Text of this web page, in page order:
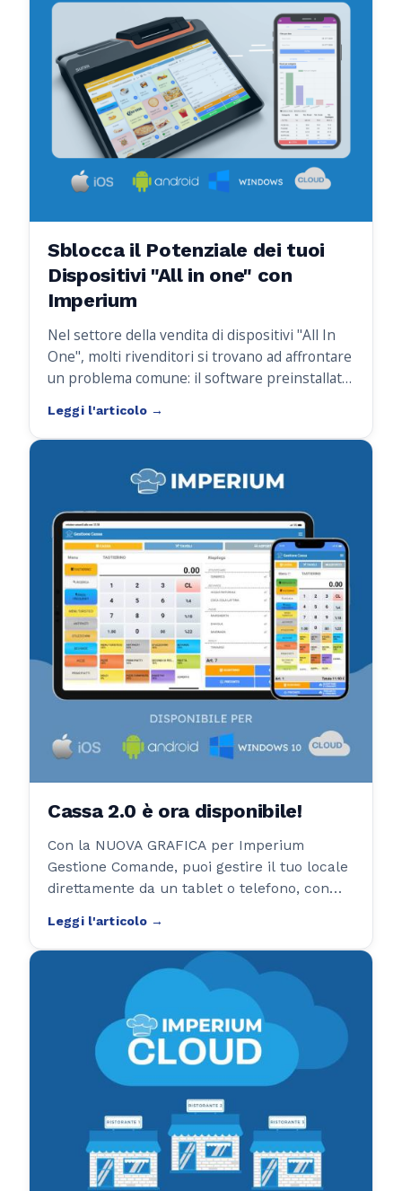
Sblocca il Potenziale dei tuoi
Dispositivi "All in one" con
Imperium
Nel settore della vendita di dispositivi "All In
One", molti rivenditori si trovano ad affrontare
un problema comune: il software preinstallato
ancora, vincola l'hardware a specifici
produttori, limitando la libertà commerciale.
Cassa 2.0 è ora disponibile!
Con la NUOVA GRAFICA per Imperium
Gestione Comande, puoi gestire il tuo locale
direttamente da un tablet o telefono, con